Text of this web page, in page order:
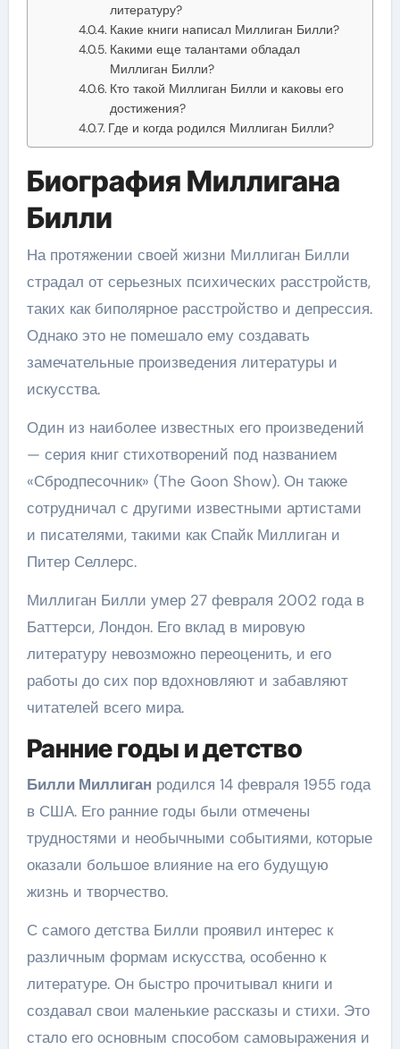
литературу?
Какие книги написал Миллиган Билли?
Какими еще талантами обладал
Миллиган Билли?
Кто такой Миллиган Билли и каковы его
достижения?
Где и когда родился Миллиган Билли?
Биография Миллигана
Билли
На протяжении своей жизни Миллиган Билли
страдал от серьезных психических расстройств,
таких как биполярное расстройство и депрессия.
Однако это не помешало ему создавать
замечательные произведения литературы и
искусства.
Один из наиболее известных его произведений
— серия книг стихотворений под названием
«Сбродпесочник» (The Goon Show). Он также
сотрудничал с другими известными артистами
и писателями, такими как Спайк Миллиган и
Питер Селлерс.
Миллиган Билли умер 27 февраля 2002 года в
Баттерси, Лондон. Его вклад в мировую
литературу невозможно переоценить, и его
работы до сих пор вдохновляют и забавляют
читателей всего мира.
Ранние годы и детство
Билли Миллиган родился 14 февраля 1955 года
в США. Его ранние годы были отмечены
трудностями и необычными событиями, которые
оказали большое влияние на его будущую
жизнь и творчество.
С самого детства Билли проявил интерес к
различным формам искусства, особенно к
литературе. Он быстро прочитывал книги и
создавал свои маленькие рассказы и стихи. Это
стало его основным способом самовыражения и